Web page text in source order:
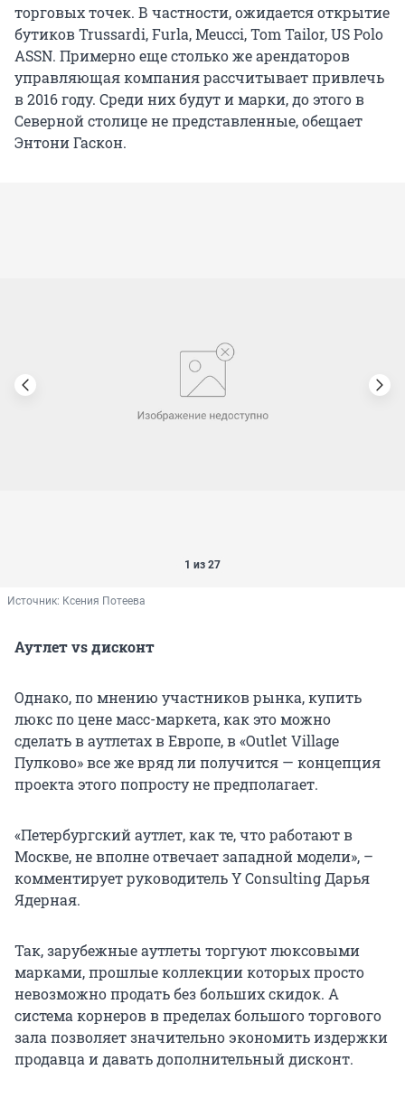
торговых точек. В частности, ожидается открытие
бутиков Trussardi, Furla, Meucci, Tom Tailor, US Polo
ASSN. Примерно еще столько же арендаторов
управляющая компания рассчитывает привлечь
в 2016 году. Среди них будут и марки, до этого в
Северной столице не представленные, обещает
Энтони Гаскон.
1 из 27
Источник: Ксения Потеева
Аутлет vs дисконт
Однако, по мнению участников рынка, купить
люкс по цене масс-маркета, как это можно
сделать в аутлетах в Европе, в «Outlet Village
Пулково» все же вряд ли получится — концепция
проекта этого попросту не предполагает.
«Петербургский аутлет, как те, что работают в
Москве, не вполне отвечает западной модели», –
комментирует руководитель Y Consulting Дарья
Ядерная.
Так, зарубежные аутлеты торгуют люксовыми
марками, прошлые коллекции которых просто
невозможно продать без больших скидок. А
система корнеров в пределах большого торгового
зала позволяет значительно экономить издержки
продавца и давать дополнительный дисконт.